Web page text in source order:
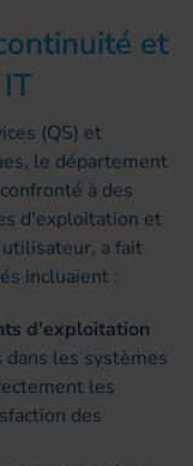
et
(QS) et
le département
à des
d'exploitation et
a fait
incluaient :
d'exploitation
les systèmes
les
des